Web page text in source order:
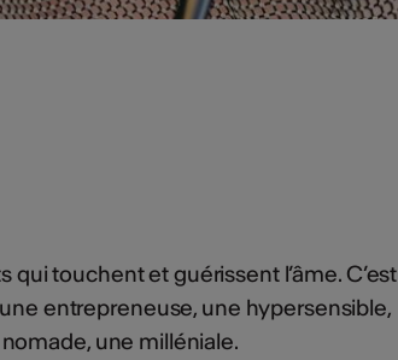
qui touchent et guérissent l’âme. C’est
entrepreneuse, une hypersensible,
une milléniale.